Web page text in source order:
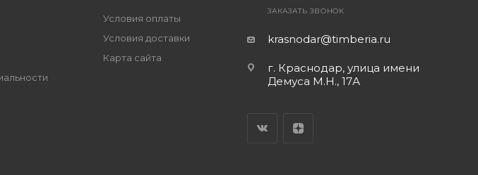
Условия оплаты
Условия доставки
Карта сайта
ЗАКАЗАТЬ ЗВОНОК
krasnodar@timberia.ru
г. Краснодар, улица имени
Демуса М.Н., 17А